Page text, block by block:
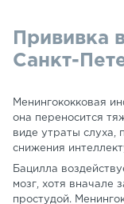
Прививка
Санкт-
Менингококковая
она переносится
виде утраты слуха,
снижения
Бацилла
мозг, хотя вначале
простудой.